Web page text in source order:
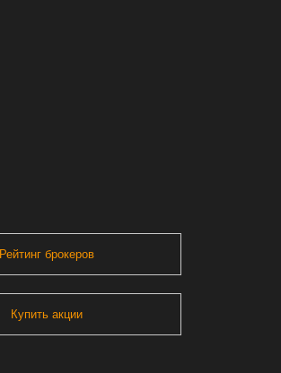
Рейтинг брокеров
Купить акции